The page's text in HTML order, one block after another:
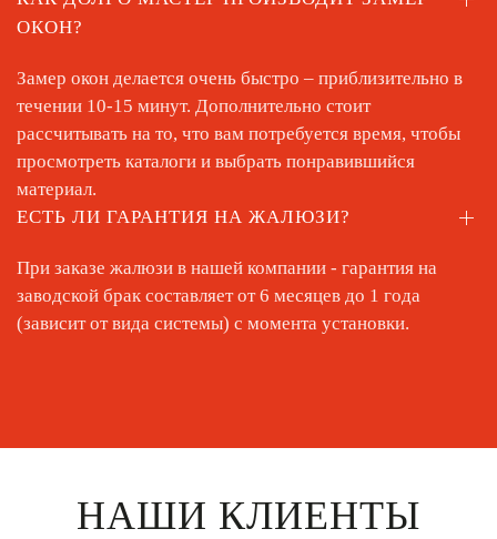
ОКОН?
Замер окон делается очень быстро – приблизительно в
течении 10-15 минут. Дополнительно стоит
рассчитывать на то, что вам потребуется время, чтобы
просмотреть каталоги и выбрать понравившийся
материал.
ЕСТЬ ЛИ ГАРАНТИЯ НА ЖАЛЮЗИ?
При заказе жалюзи в нашей компании - гарантия на
заводской брак составляет от 6 месяцев до 1 года
(зависит от вида системы) с момента установки.
НАШИ КЛИЕНТЫ